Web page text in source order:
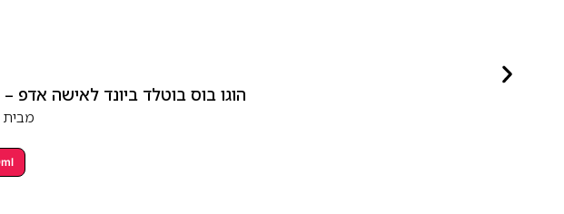
הוגו בוס בוטלד ביונד לאישה אדפ – Hugo Boss Bottled Beyond for Women EDP
מבית
100ml